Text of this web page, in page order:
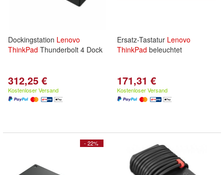
Dockingstation Lenovo
ThinkPad Thunderbolt 4 Dock
312,25 €
Kostenloser Versand
Ersatz-Tastatur Lenovo
ThinkPad beleuchtet
171,31 €
Kostenloser Versand
- 22%